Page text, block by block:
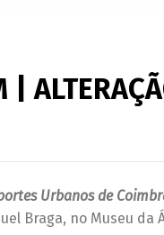
|
Urbanos de
Braga, no Museu